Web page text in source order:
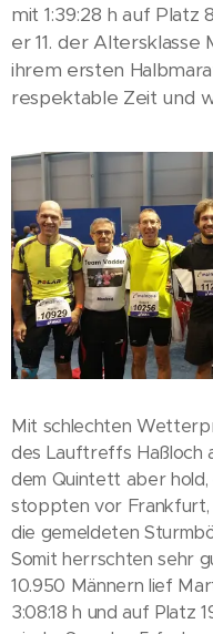
mit 1:39:28 h auf Platz
er 11. der Altersklasse
ihrem ersten
respektable Zeit und
Mit schlechten
des Lauftreffs Haßloch
dem Quintett aber hold,
stoppten vor Frankfurt,
die gemeldeten
Somit herrschten sehr
10.950 Männern lief
3:08:18 h und auf Platz